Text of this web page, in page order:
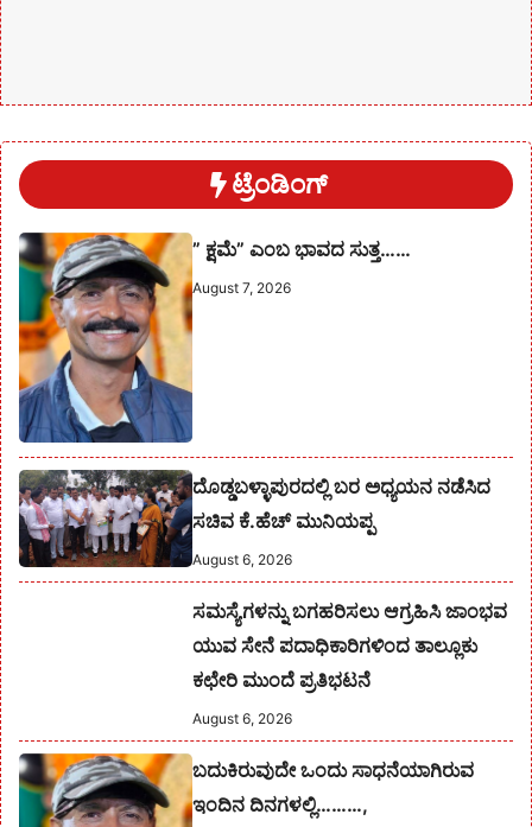
ಟ್ರೆಂಡಿಂಗ್
” ಕ್ಷಮೆ” ಎಂಬ ಭಾವದ ಸುತ್ತ……
August 7, 2026
ದೊಡ್ಡಬಳ್ಳಾಪುರದಲ್ಲಿ ಬರ ಅಧ್ಯಯನ ನಡೆಸಿದ
ಸಚಿವ ಕೆ.ಹೆಚ್ ಮುನಿಯಪ್ಪ
August 6, 2026
ಸಮಸ್ಯೆಗಳನ್ನು ಬಗಹರಿಸಲು ಆಗ್ರಹಿಸಿ ಜಾಂಭವ
ಯುವ ಸೇನೆ ಪದಾಧಿಕಾರಿಗಳಿಂದ ತಾಲ್ಲೂಕು
ಕಛೇರಿ ಮುಂದೆ ಪ್ರತಿಭಟನೆ
August 6, 2026
ಬದುಕಿರುವುದೇ ಒಂದು ಸಾಧನೆಯಾಗಿರುವ
ಇಂದಿನ ದಿನಗಳಲ್ಲಿ………,